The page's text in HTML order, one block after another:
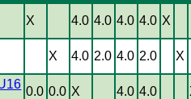
X 4.0 4.0 4.0 4.0 X
X 4.0 2.0 4.0 2.0 X
0.0 0.0 X 4.0 4.0